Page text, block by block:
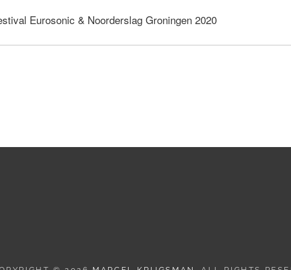
Eurosonic & Noorderslag Groningen 2020